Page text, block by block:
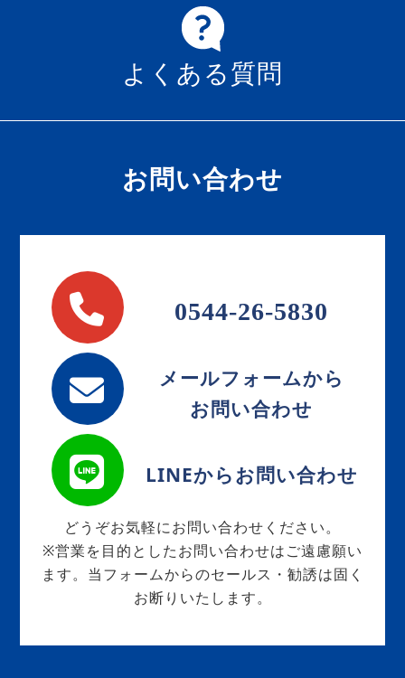
よくある質問
お問い合わせ
0544-26-5830
メールフォームから
お問い合わせ
LINEからお問い合わせ
どうぞお気軽にお問い合わせください。
※営業を目的としたお問い合わせはご遠慮願い
ます。当フォームからのセールス・勧誘は固く
お断りいたします。